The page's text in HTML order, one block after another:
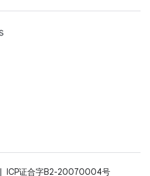
ICP证合字B2-20070004号